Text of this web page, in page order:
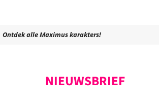
Ontdek alle Maximus karakters!
NIEUWSBRIEF